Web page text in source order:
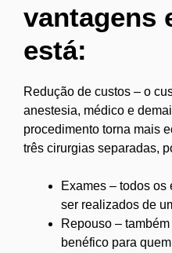
vantagens
está:
Redução de custos – o
anestesia, médico e
procedimento torna mais
três cirurgias separadas,
Exames – todos
ser realizados de
Repouso –
benéfico para